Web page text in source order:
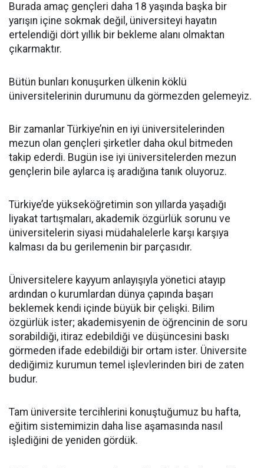
Burada amaç gençleri daha 18 yaşında başka bir
yarışın içine sokmak değil, üniversiteyi hayatın
ertelendiği dört yıllık bir bekleme alanı olmaktan
çıkarmaktır.
Bütün bunları konuşurken ülkenin köklü
üniversitelerinin durumunu da görmezden gelemeyiz.
Bir zamanlar Türkiye’nin en iyi üniversitelerinden
mezun olan gençleri şirketler daha okul bitmeden
takip ederdi. Bugün ise iyi üniversitelerden mezun
gençlerin bile aylarca iş aradığına tanık oluyoruz.
Türkiye’de yükseköğretimin son yıllarda yaşadığı
liyakat tartışmaları, akademik özgürlük sorunu ve
üniversitelerin siyasi müdahalelerle karşı karşıya
kalması da bu gerilemenin bir parçasıdır.
Üniversitelere kayyum anlayışıyla yönetici atayıp
ardından o kurumlardan dünya çapında başarı
beklemek kendi içinde büyük bir çelişki. Bilim
özgürlük ister; akademisyenin de öğrencinin de soru
sorabildiği, itiraz edebildiği ve düşüncesini baskı
görmeden ifade edebildiği bir ortam ister. Üniversite
dediğimiz kurumun temel işlevlerinden biri de zaten
budur.
Tam üniversite tercihlerini konuştuğumuz bu hafta,
eğitim sistemimizin daha lise aşamasında nasıl
işlediğini de yeniden gördük.